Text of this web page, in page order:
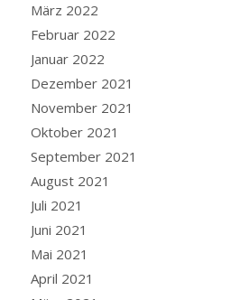
März 2022
Februar 2022
Januar 2022
Dezember 2021
November 2021
Oktober 2021
September 2021
August 2021
Juli 2021
Juni 2021
Mai 2021
April 2021